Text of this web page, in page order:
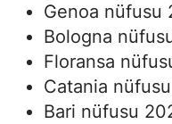
Genoa nüfusu
Bologna
Floransa
Catania
Bari nüfusu